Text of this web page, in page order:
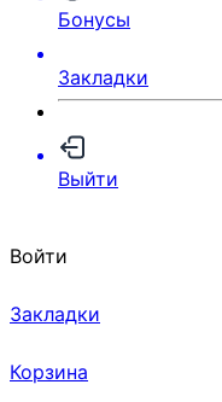
Бонусы
Закладки
Выйти
Войти
Закладки
Корзина